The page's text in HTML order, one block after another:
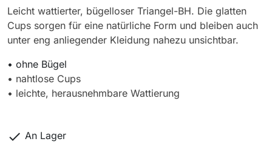
Leicht wattierter, bügelloser Triangel-BH. Die glatten
Cups sorgen für eine natürliche Form und bleiben auch
unter eng anliegender Kleidung nahezu unsichtbar.
• ohne Bügel
• nahtlose Cups
• leichte, herausnehmbare Wattierung
 An Lager